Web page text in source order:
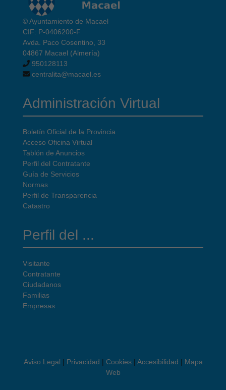
© Ayuntamiento de Macael
CIF: P-0406200-F
Avda. Paco Cosentino, 33
04867 Macael (Almería)
950128113
centralita@macael.es
Administración Virtual
Boletín Oficial de la Provincia
Acceso Oficina Virtual
Tablón de Anuncios
Perfil del Contratante
Guía de Servicios
Normas
Perfil de Transparencia
Catastro
Perfil del ...
Visitante
Contratante
Ciudadanos
Familias
Empresas
Aviso Legal | Privacidad | Cookies | Accesibilidad | Mapa
Web